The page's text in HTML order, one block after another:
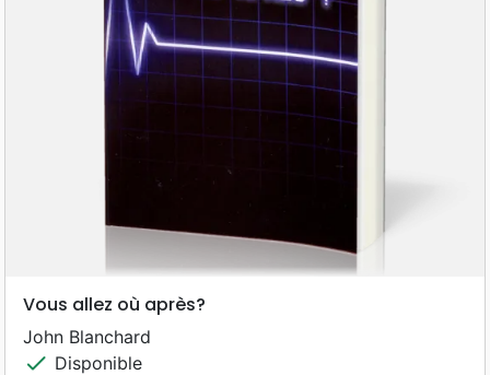
Vous allez où après?
John Blanchard
check Disponible